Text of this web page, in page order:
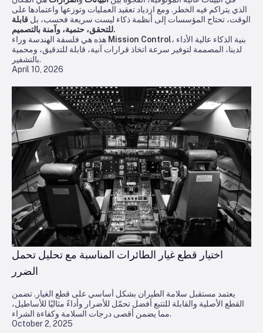
April 10, 2026
الذي يتراكم فيه الخطر. ومع ازدياد تعقيد العمليات وتوزعها واعتمادها على
الوقت، تحتاج المؤسسات إلى أنظمة ذكاء ليست سريعة فحسب، بل قابلة
للتحقق، حتمية، وآمنة بالتصميم.
Mission Control، بنية الذكاء عالية الأداء
لدينا، المصممة لتوفير سرعة اتخاذ قرارات آنية، قابلة للتدقيق، ومحمية
بالتشفير.
October 2, 2025
اختيار قطع غيار الطائرات المناسبة مع تحليل تحمل
الضرر
يعتمد مستقبل سلامة الطيران بشكل أساسي على قطع الغيار. تضمن
القطع الأصلية والقابلة للتتبع أفضل تحمّل للأضرار وأداءً مثاليًا للأساطيل،
مما يضمن أقصى درجات السلامة وكفاءة الشراء.